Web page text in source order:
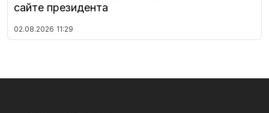
сайте президента
02.08.2026 11:29